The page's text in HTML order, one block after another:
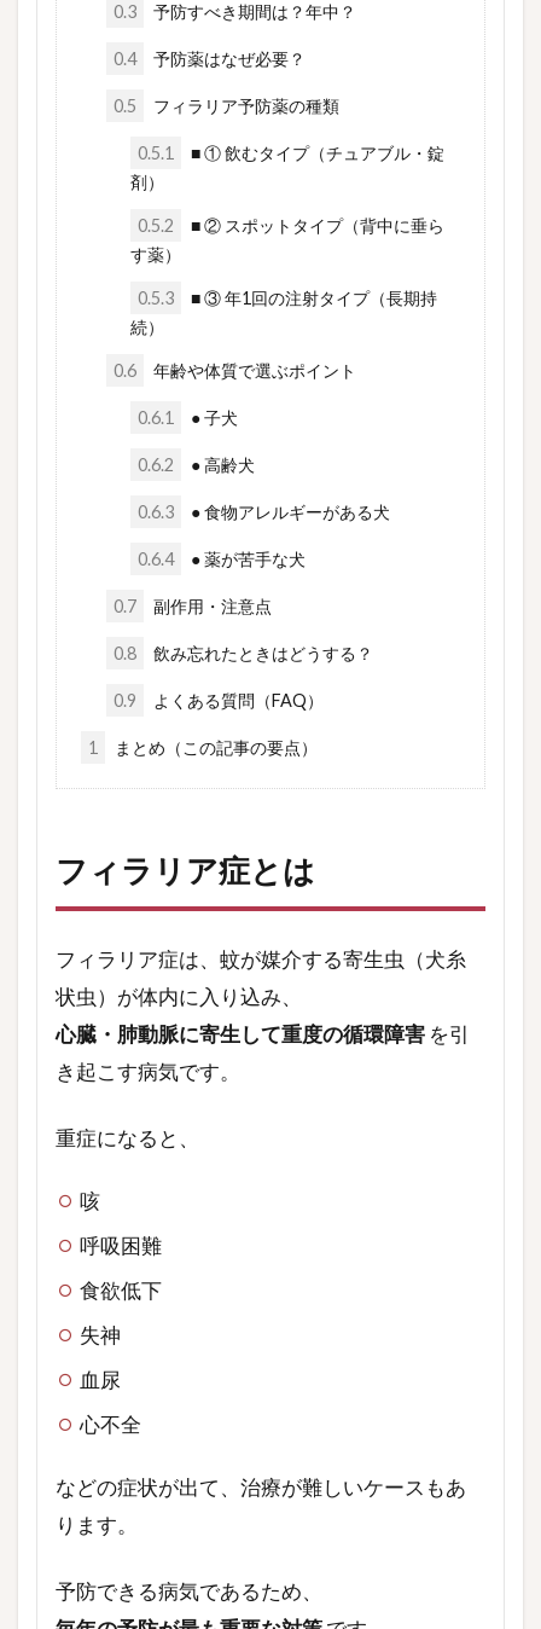
0.3 予防すべき期間は？年中？
0.4 予防薬はなぜ必要？
0.5 フィラリア予防薬の種類
0.5.1
■ ① 飲むタイプ（チュアブル・錠
剤）
0.5.2
■ ② スポットタイプ（背中に垂ら
す薬）
0.5.3
■ ③ 年1回の注射タイプ（長期持
続）
0.6 年齢や体質で選ぶポイント
0.6.1 ● 子犬
0.6.2 ● 高齢犬
0.6.3 ● 食物アレルギーがある犬
0.6.4 ● 薬が苦手な犬
0.7 副作用・注意点
0.8 飲み忘れたときはどうする？
0.9 よくある質問（FAQ）
1 まとめ（この記事の要点）
フィラリア症とは
フィラリア症は、蚊が媒介する寄生虫（犬糸
状虫）が体内に入り込み、
心臓・肺動脈に寄生して重度の循環障害 を引
き起こす病気です。
重症になると、
咳
呼吸困難
食欲低下
失神
血尿
心不全
などの症状が出て、治療が難しいケースもあ
ります。
予防できる病気であるため、